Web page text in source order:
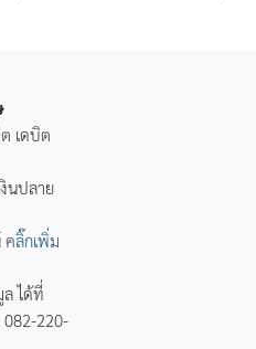
เดบิต
นปลาย
คลิ๊กเพิ่ม
ได้ที่
082-220-